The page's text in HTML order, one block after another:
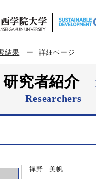
結果 詳細ページ
研究者紹介
Researchers
禪野 美帆